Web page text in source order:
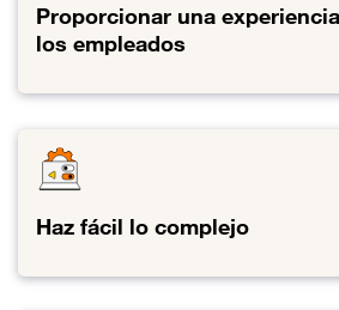
Proporcionar una
los empleados
Haz fácil lo complejo